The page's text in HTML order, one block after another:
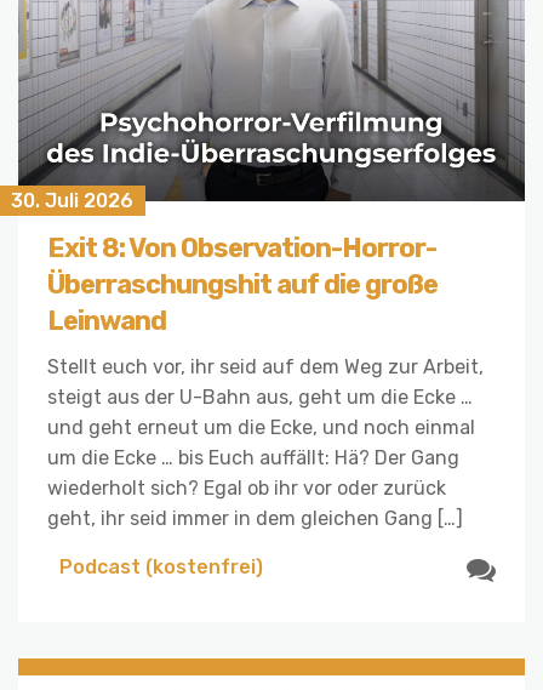
30. Juli 2026
Exit 8: Von Observation-Horror-
Überraschungshit auf die große
Leinwand
Stellt euch vor, ihr seid auf dem Weg zur Arbeit,
steigt aus der U-Bahn aus, geht um die Ecke …
und geht erneut um die Ecke, und noch einmal
um die Ecke … bis Euch auffällt: Hä? Der Gang
wiederholt sich? Egal ob ihr vor oder zurück
geht, ihr seid immer in dem gleichen Gang […]
Podcast (kostenfrei)